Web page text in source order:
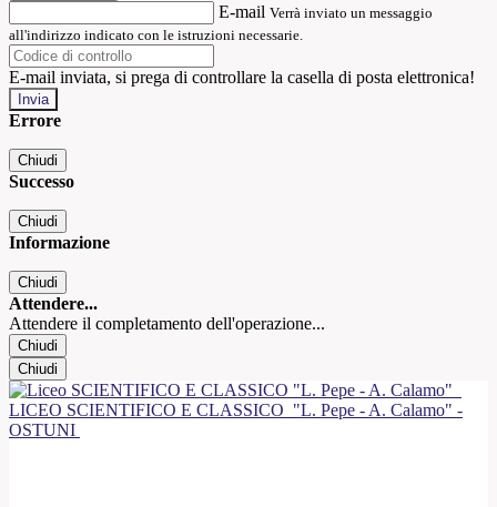
E-mail Verrà inviato un messaggio
all'indirizzo indicato con le istruzioni necessarie.
E-mail inviata, si prega di controllare la casella di posta elettronica!
Errore
Chiudi
Successo
Chiudi
Informazione
Chiudi
Attendere...
Attendere il completamento dell'operazione...
Chiudi
Chiudi
LICEO SCIENTIFICO E CLASSICO "L. Pepe - A. Calamo" -
OSTUNI